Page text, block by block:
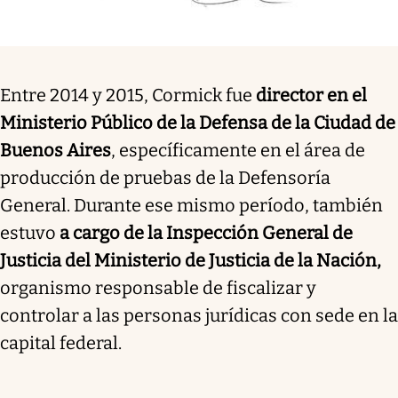
Entre 2014 y 2015, Cormick fue director en el
Ministerio Público de la Defensa de la Ciudad de
Buenos Aires, específicamente en el área de
producción de pruebas de la Defensoría
General. Durante ese mismo período, también
estuvo a cargo de la Inspección General de
Justicia del Ministerio de Justicia de la Nación,
organismo responsable de fiscalizar y
controlar a las personas jurídicas con sede en la
capital federal.